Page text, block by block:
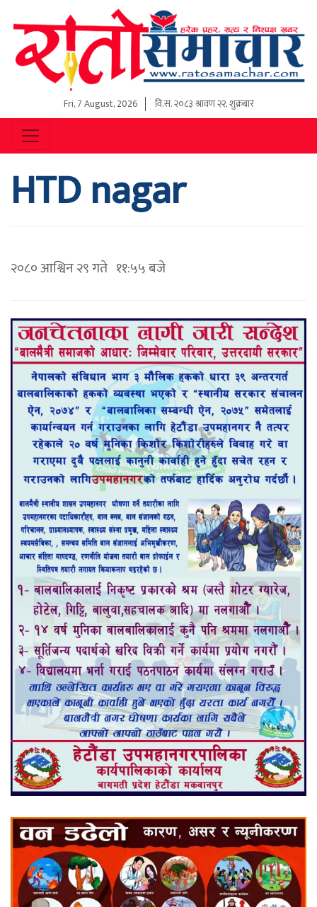
Fri, 7 August, 2026 वि.स.२०८३ श्रावण २२, शुक्रबार
HTD nagar
२०८० आश्विन २९ गते ११:५५ बजे